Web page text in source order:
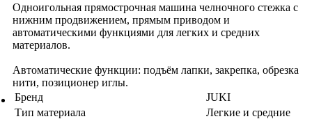
Одноигольная прямострочная машина челночного стежка с
нижним продвижением, прямым приводом и
автоматическими функциями для легких и средних
материалов.
Автоматические функции: подъём лапки, закрепка, обрезка
нити, позиционер иглы.
Бренд
JUKI
Тип материала
Легкие и средние